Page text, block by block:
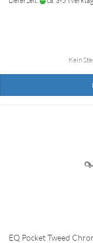
Kein
EQ Pocket Tweed